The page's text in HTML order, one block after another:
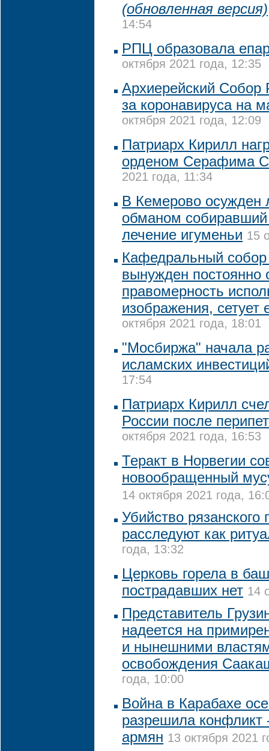
(обновленная версия)
14:54
РПЦ образовала
октября 2021 года, 12:35
Архиерейский
за коронавируса на
октября 2021 года, 12:09
Патриарх Кирилл
орденом Серафима
2021 года, 11:34
В Кемерово осужден
обманом
лечение игуменьи 15
Кафедральный собор
вынужден постоянно
правомерность
изображения, сетует
октября 2021 года, 18:01
"Мосбиржа" начала
исламских
17:54
Патриарх Кирилл
России после
октября 2021 года, 16:53
Теракт в Норвегии
новообращенный
14 октября 2021 года,
Убийство рязанского
расследуют как
года, 13:32
Церковь горела в
пострадавших нет 14
Представитель
надеется на
и нынешними
освобождения
года, 10:00
Война в Карабахе
разрешила конфликт
армян 13 октября 2021